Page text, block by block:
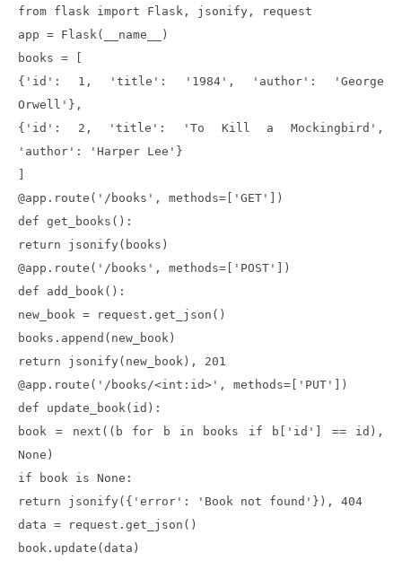
from flask import Flask, jsonify, request
app = Flask(__name__)
books = [
{'id': 1, 'title': '1984', 'author': 'George
Orwell'},
{'id': 2, 'title': 'To Kill a Mockingbird',
'author': 'Harper Lee'}
@app.route('/books', methods=['GET'])
def get_books():
return jsonify(books)
@app.route('/books', methods=['POST'])
def add_book():
new_book = request.get_json()
books.append(new_book)
return jsonify(new_book), 201
@app.route('/books/<int:id>', methods=['PUT'])
def update_book(id):
book = next((b for b in books if b['id'] == id),
None)
if book is None:
return jsonify({'error': 'Book not found'}), 404
data = request.get_json()
book.update(data)